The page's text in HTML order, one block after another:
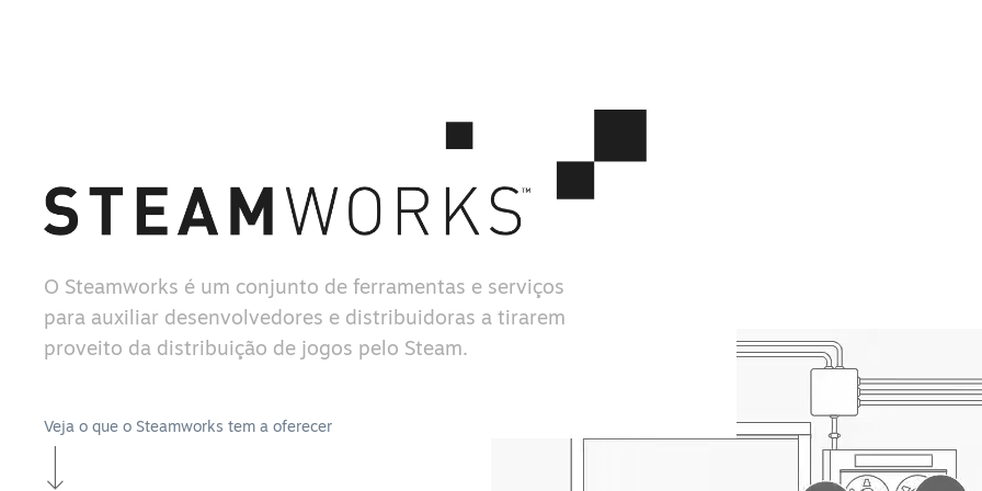
O Steamworks é um conjunto de ferramentas e serviços
para auxiliar desenvolvedores e distribuidoras a tirarem
proveito da distribuição de jogos pelo Steam.
Veja o que o Steamworks tem a oferecer